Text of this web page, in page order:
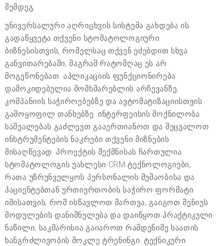
შემდეგ.
უნივერსალური აღრიცხვის სისტემა გახდება ის
გადაწყვეტა თქვენი სტომატოლოგიური
ბიზნესისთვის, რომელსაც თქვენ ეძებდით სხვა
განვითარებაში, მაგრამ რატომღაც ეს არ
მოგეწონებათ. აპლიკაციის ფუნქციონირება
დამოკიდებულია მომხმარებლის არჩევანზე,
კომპანიის საჭიროებებზე და ავტომატიზაციისთვის
გამოყოფილ თანხებზე. ინტერფეისის მოქნილობა
საშუალებას გაძლევთ გააერთიანოთ და შეცვალოთ
ინსტრუმენტების ნაკრები თქვენი მიზნების
მისაღწევად. პროექტის შექმნისას ჩართულია
სტომატოლოგის უახლესი CRM ტექნოლოგიები,
რათა უზრუნველყოს პერსონალის მუშაობისა და
პაციენტებთან ურთიერთობის საჭირო ფორმატი.
იმისათვის, რომ ისწავლოთ მართვა, გაიგოთ მენიუს
მოდულების დანიშნულება და დაიწყოთ პრაქტიკული
ნაწილი, საკმარისია გაიაროთ რამდენიმე საათის
ხანგრძლივობის მოკლე ტრენინგი. ტექნიკური